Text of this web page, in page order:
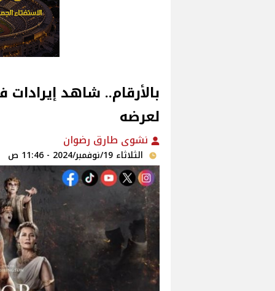
لعرضه
نشوى طارق رضوان
الثلاثاء 19/نوفمبر/2024 - 11:46 ص